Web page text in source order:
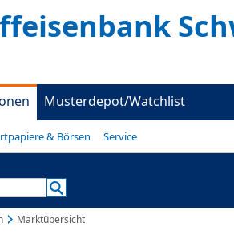
Musterdepot/Watchlist
& Börsen Service
Marktübersicht